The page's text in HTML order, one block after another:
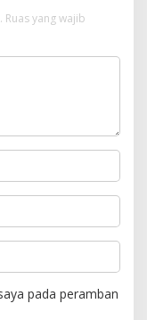
Ruas yang wajib
pada peramban